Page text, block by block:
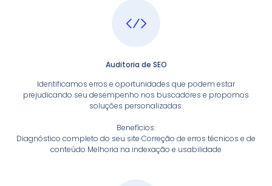
Auditoria de SEO
Identificamos erros e oportunidades que podem estar
prejudicando seu desempenho nos buscadores e propomos
soluções personalizadas.
Benefícios:
Diagnóstico completo do seu site Correção de erros técnicos e de
conteúdo Melhoria na indexação e usabilidade